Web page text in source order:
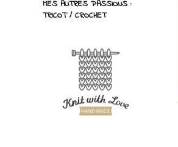
MES AUTRES PASSIONS :
TRICOT / CROCHET